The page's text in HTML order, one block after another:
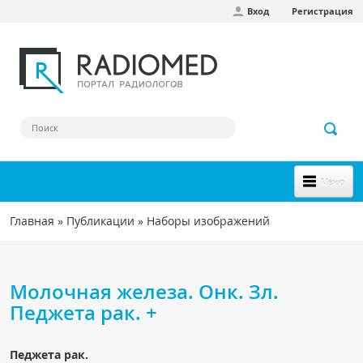
Вход Регистрация
Меню
НОВОЕ НА САЙТЕ
Форум
Вы здесь
Главная » Публикации » Наборы изображений
Молочная железа. Онк. Зл.
Педжета рак. +
Педжета рак.